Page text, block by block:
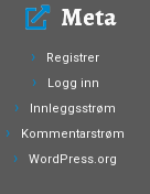
Meta
Registrer
Logg inn
Innleggsstrøm
Kommentarstrøm
WordPress.org